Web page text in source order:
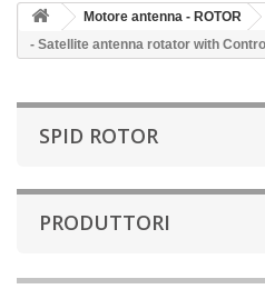
Motore antenna - ROTOR
- Satellite antenna rotator with
SPID ROTOR
PRODUTTORI